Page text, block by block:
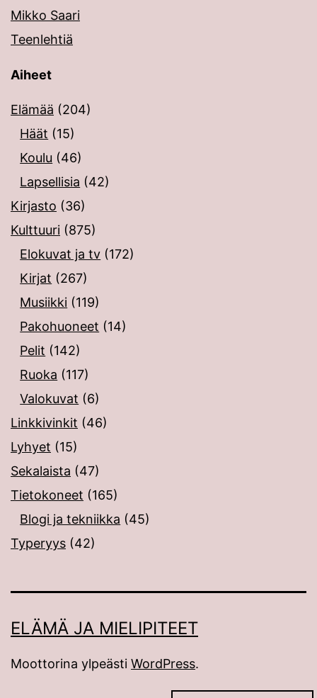
Mikko Saari
Teenlehtiä
Aiheet
Elämää (204)
Häät (15)
Koulu (46)
Lapsellisia (42)
Kirjasto (36)
Kulttuuri (875)
Elokuvat ja tv (172)
Kirjat (267)
Musiikki (119)
Pakohuoneet (14)
Pelit (142)
Ruoka (117)
Valokuvat (6)
Linkkivinkit (46)
Lyhyet (15)
Sekalaista (47)
Tietokoneet (165)
Blogi ja tekniikka (45)
Typeryys (42)
ELÄMÄ JA MIELIPITEET
Moottorina ylpeästi WordPress.